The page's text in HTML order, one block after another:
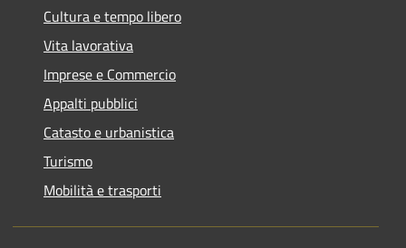
Cultura e tempo libero
Vita lavorativa
Imprese e Commercio
Appalti pubblici
Catasto e urbanistica
Turismo
Mobilità e trasporti